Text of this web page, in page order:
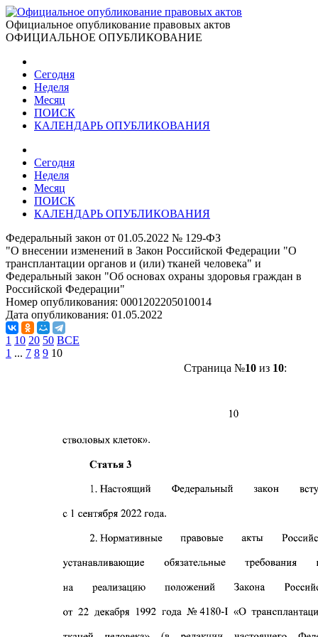
Официальное опубликование правовых актов
ОФИЦИАЛЬНОЕ ОПУБЛИКОВАНИЕ
Сегодня
Неделя
Месяц
ПОИСК
КАЛЕНДАРЬ ОПУБЛИКОВАНИЯ
Сегодня
Неделя
Месяц
ПОИСК
КАЛЕНДАРЬ ОПУБЛИКОВАНИЯ
Федеральный закон от 01.05.2022 № 129-ФЗ
"О внесении изменений в Закон Российской Федерации "О
трансплантации органов и (или) тканей человека" и
Федеральный закон "Об основах охраны здоровья граждан в
Российской Федерации"
Номер опубликования: 0001202205010014
Дата опубликования: 01.05.2022
1 10 20 50 ВСЕ
1 ... 7 8 9 10
Страница №10из 10: